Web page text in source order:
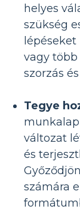
helyes
szükség
vagy több
szorzás
Tegye
változat
és
számára